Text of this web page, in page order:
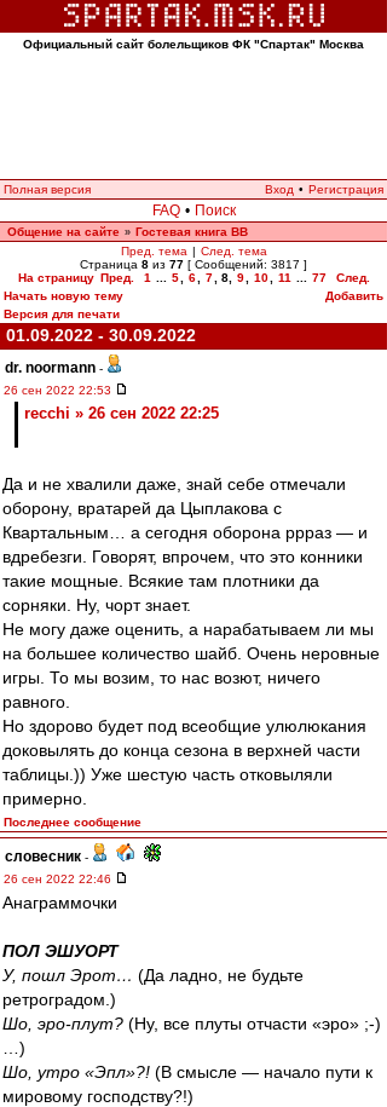
Официальный сайт болельщиков ФК "Спартак" Москва
Полная версия Вход • Регистрация
FAQ • Поиск
Общение на сайте » Гостевая книга ВВ
Пред. тема | След. тема
Страница 8 из 77 [ Сообщений: 3817 ]
На страницу Пред. 1 5 6 7 8, 9 10 11 77
След.
Начать новую тему
Добавить
Версия для печати
01.09.2022 - 30.09.2022
dr. noormann -
26 сен 2022 22:53
recchi » 26 сен 2022 22:25
Да и не хвалили даже, знай себе отмечали
оборону, вратарей да Цыплакова с
Квартальным… а сегодня оборона ррраз — и
вдребезги. Говорят, впрочем, что это конники
такие мощные. Всякие там плотники да
сорняки. Ну, чорт знает.
Не могу даже оценить, а нарабатываем ли мы
на большее количество шайб. Очень неровные
игры. То мы возим, то нас возют, ничего
равного.
Но здорово будет под всеобщие улюлюкания
доковылять до конца сезона в верхней части
таблицы.)) Уже шестую часть отковыляли
примерно.
Последнее сообщение
словесник -
26 сен 2022 22:46
Анаграммочки
ПОЛ ЭШУОРТ
У, пошл Эрот… (Да ладно, не будьте
ретроградом.)
Шо, эро-плут? (Ну, все плуты отчасти «эро» ;-)
…)
Шо, утро «Эпл»?! (В смысле — начало пути к
мировому господству?!)